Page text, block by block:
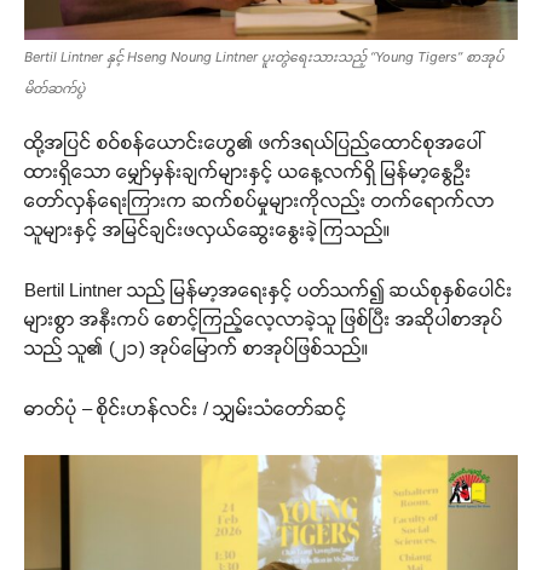
Bertil Lintner နှင့် Hseng Noung Lintner ပူးတွဲရေးသားသည့် “Young Tigers” စာအုပ်
မိတ်ဆက်ပွဲ
ထို့အပြင် စဝ်စန်ယောင်းဟွေ၏ ဖက်ဒရယ်ပြည်ထောင်စုအပေါ်
ထားရှိသော မျှော်မှန်းချက်များနှင့် ယနေ့လက်ရှိ မြန်မာ့နွေဦး
တော်လှန်ရေးကြားက ဆက်စပ်မှုများကိုလည်း တက်ရောက်လာ
သူများနှင့် အမြင်ချင်းဖလှယ်ဆွေးနွေးခဲ့ကြသည်။
Bertil Lintner သည် မြန်မာ့အရေးနှင့် ပတ်သက်၍ ဆယ်စုနှစ်ပေါင်း
များစွာ အနီးကပ် စောင့်ကြည့်လေ့လာခဲ့သူ ဖြစ်ပြီး အဆိုပါစာအုပ်
သည် သူ၏ (၂၁) အုပ်မြောက် စာအုပ်ဖြစ်သည်။
ဓာတ်ပုံ – စိုင်းဟန်လင်း / သျှမ်းသံတော်ဆင့်